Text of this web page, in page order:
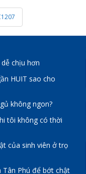
chịu hơn
HUIT sao cho
không ngon?
tôi không có thời
của sinh viên ở trọ
Tân Phú để bớt chật